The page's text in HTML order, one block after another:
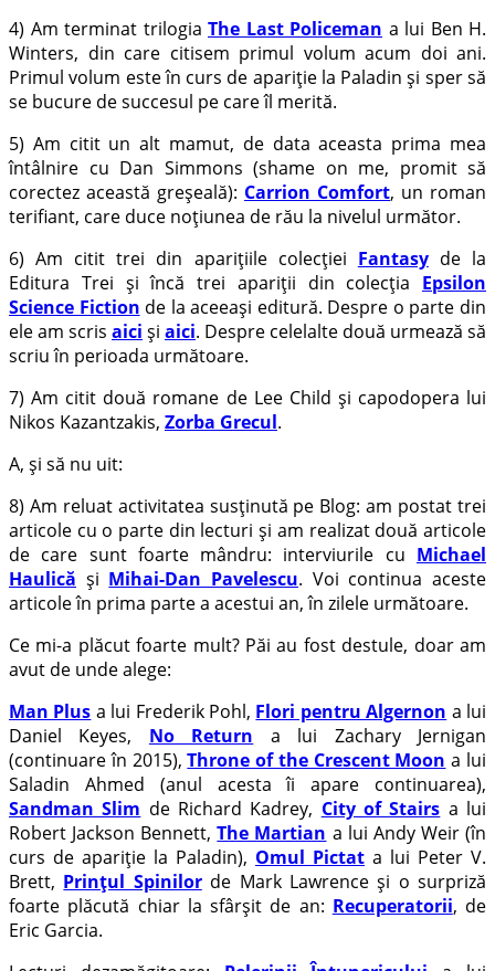
4) Am terminat trilogia The Last Policeman a lui Ben H.
Winters, din care citisem primul volum acum doi ani.
Primul volum este în curs de apariție la Paladin și sper să
se bucure de succesul pe care îl merită.
5) Am citit un alt mamut, de data aceasta prima mea
întâlnire cu Dan Simmons (shame on me, promit să
corectez această greșeală): Carrion Comfort, un roman
terifiant, care duce noțiunea de rău la nivelul următor.
6) Am citit trei din aparițiile colecției Fantasyde la
Editura Trei și încă trei apariții din colecția Epsilon
Science Fiction de la aceeași editură. Despre o parte din
ele am scris aici și aici. Despre celelalte două urmează să
scriu în perioada următoare.
7) Am citit două romane de Lee Child și capodopera lui
Nikos Kazantzakis, Zorba Grecul.
A, și să nu uit:
8) Am reluat activitatea susținută pe Blog: am postat trei
articole cu o parte din lecturi și am realizat două articole
de care sunt foarte mândru: interviurile cu Michael
Haulică și Mihai-Dan Pavelescu. Voi continua aceste
articole în prima parte a acestui an, în zilele următoare.
Ce mi-a plăcut foarte mult? Păi au fost destule, doar am
avut de unde alege:
Man Plus a lui Frederik Pohl, Flori pentru Algernon a lui
Daniel Keyes, No Return a lui Zachary Jernigan
(continuare în 2015),Throne of the Crescent Moon a lui
Saladin Ahmed (anul acesta îi apare continuarea),
Sandman Slim de Richard Kadrey, City of Stairs a lui
Robert Jackson Bennett,The Martian a lui Andy Weir (în
curs de apariție la Paladin), Omul Pictat a lui Peter V.
Brett, Prințul Spinilorde Mark Lawrence și o surpriză
foarte plăcută chiar la sfârșit de an: Recuperatorii, de
Eric Garcia.